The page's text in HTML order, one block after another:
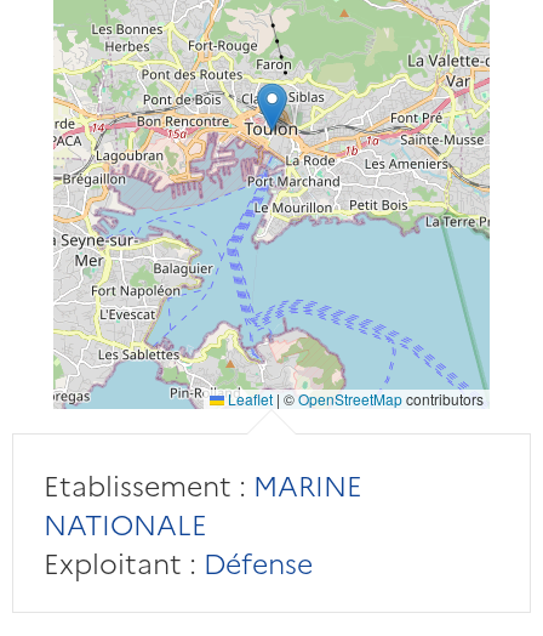
Leaflet | ©OpenStreetMapcontributors
Etablissement : MARINE
NATIONALE
Exploitant : Défense